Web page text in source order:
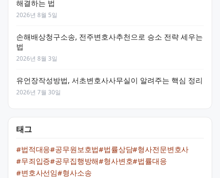
해결하는 법
2026년 8월 5일
손해배상청구소송, 전주변호사추천으로 승소 전략 세우는
법
2026년 8월 3일
유언장작성방법, 서초변호사사무실이 알려주는 핵심 정리
2026년 7월 30일
태그
#법적대응#공무원보호법#법률상담#형사전문변호사
#무죄입증#공무집행방해#형사변호#법률대응
#변호사선임#형사소송